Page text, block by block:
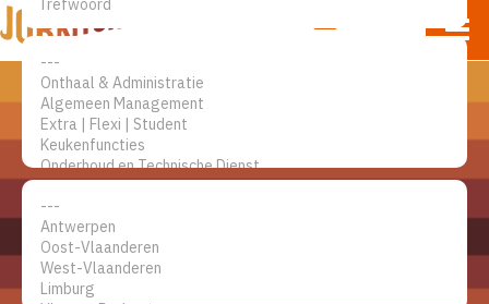
Vacaturesite voor de horeca